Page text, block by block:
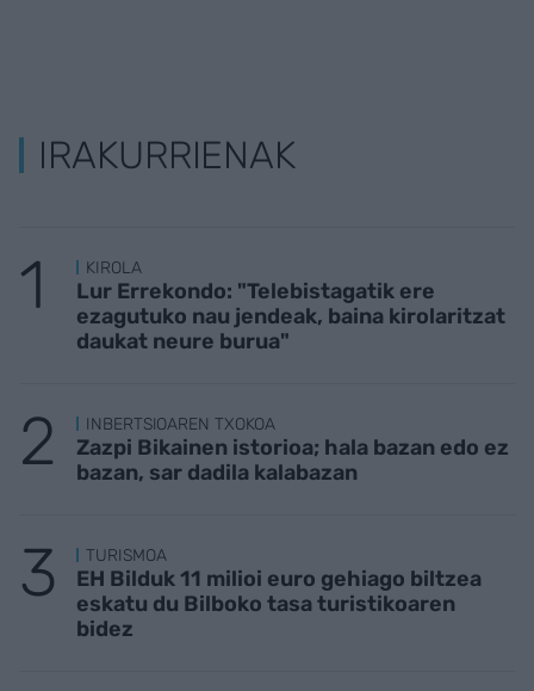
IRAKURRIENAK
KIROLA
Lur Errekondo: "Telebistagatik ere
ezagutuko nau jendeak, baina kirolaritzat
daukat neure burua"
INBERTSIOAREN TXOKOA
Zazpi Bikainen istorioa; hala bazan edo ez
bazan, sar dadila kalabazan
TURISMOA
EH Bilduk 11 milioi euro gehiago biltzea
eskatu du Bilboko tasa turistikoaren
bidez